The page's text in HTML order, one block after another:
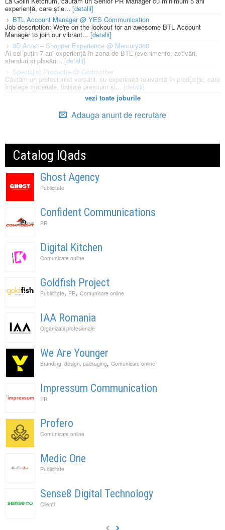
experiență, care știe... [detalii]
BTL Account Manager @ YES Communication
Job description: We're on the lookout for an awesome BTL Account
Manager to join our vibrant... [detalii]
3D Artist – Shopper Experience @ Mercury360
Ai cel puțin 7 ani experiență în zona de BTL (evenimente, activări,
standuri și plasări...[detalii]
Specialist Productie @ Godmother
Căutăm un profesionist versatil, cu experiență relevantă în producție, care
înțelege materiale, finisaje premium și... [detalii]
vezi toate joburile
Adauga anunt de recrutare
Catalog IQads
Ghost Agency
Publicitate
Confident Communications
PR
Digital Kitchen
Comunicare online
Goldfish Project
Publicitate, PR, Comunicare online
IAA Romania
Organizatii profesionale
We Are Younger
Branding, design, packaging, Comunicare online
Impressum Communication
PR
Profero
Comunicare online
Medic One
Publicitate
Sense8 Digital Technology
Clienti